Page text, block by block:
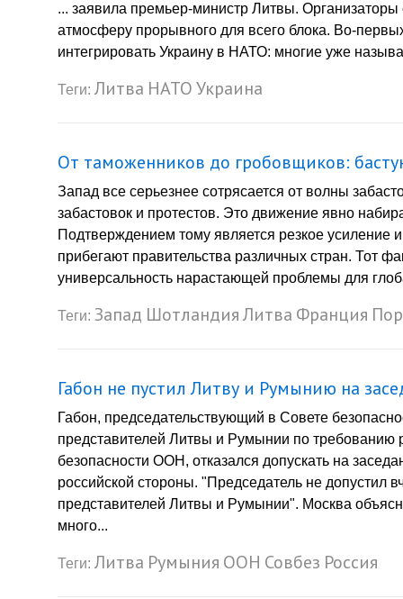
... заявила премьер-министр Литвы.
атмосферу прорывного для всего блока. Во-
интегрировать Украину в НАТО: многие уже
Теги: Литва НАТОУкраина
От таможенников до гробовщиков:
Запад все серьезнее сотрясается от волны
забастовок и протестов. Это движение явно
Подтверждением тому является резкое усиление
прибегают правительства различных стран. Тот
универсальность нарастающей проблемы для
Теги: Запад ШотландияЛитва Франция
Габон не пустил Литву и Румынию на
Габон, председательствующий в Совете
представителей Литвы и Румынии по требованию
безопасности ООН, отказался допускать на
российской стороны. "Председатель не допустил
представителей Литвы и Румынии". Москва
много...
Теги: Литва Румыния ООН Совбез Россия